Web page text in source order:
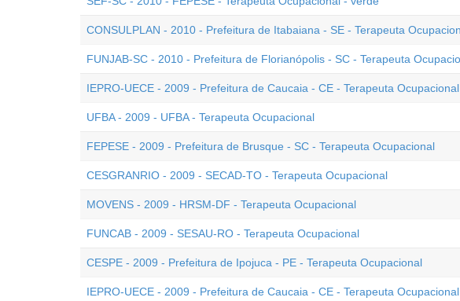
CONSULPLAN - 2010 - Prefeitura de Itabaiana - SE - Terapeuta
FUNJAB-SC - 2010 - Prefeitura de Florianópolis - SC - Terapeuta
IEPRO-UECE - 2009 - Prefeitura de Caucaia - CE - Terapeuta Ocupacional
UFBA - 2009 - UFBA - Terapeuta Ocupacional
FEPESE - 2009 - Prefeitura de Brusque - SC - Terapeuta Ocupacional
CESGRANRIO - 2009 - SECAD-TO - Terapeuta Ocupacional
MOVENS - 2009 - HRSM-DF - Terapeuta Ocupacional
FUNCAB - 2009 - SESAU-RO - Terapeuta Ocupacional
CESPE - 2009 - Prefeitura de Ipojuca - PE - Terapeuta Ocupacional
IEPRO-UECE - 2009 - Prefeitura de Caucaia - CE - Terapeuta